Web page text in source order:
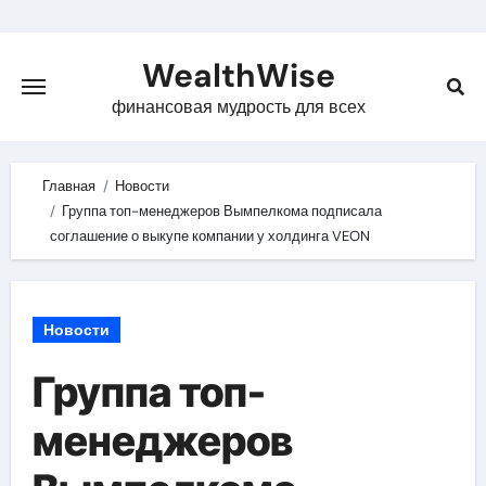
content
WealthWise
финансовая мудрость для всех
Главная
Новости
Группа топ-менеджеров Вымпелкома подписала
соглашение о выкупе компании у холдинга VEON
Новости
Группа топ-
менеджеров